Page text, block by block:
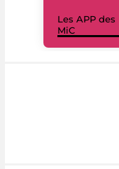
Les APP des
MiC